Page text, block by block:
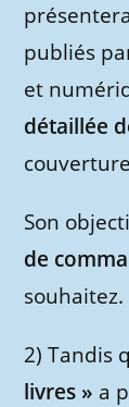
publiés
et
détaillée
Son
de
souhaitez.
2) Tandis
livres » a